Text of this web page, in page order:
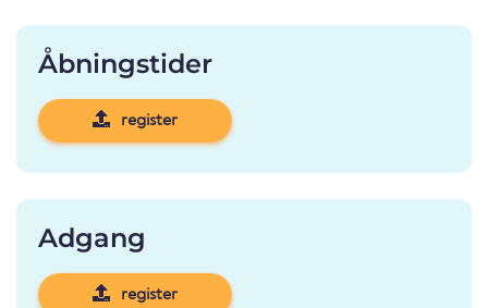
Åbningstider
register
Adgang
register